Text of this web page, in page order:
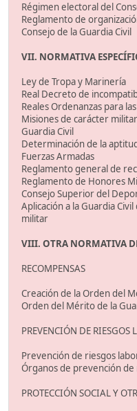
Régimen electoral del
Reglamento de
Consejo de la Guardia Civil
VII. NORMATIVA
Ley de Tropa y Marinería
Real Decreto de
Reales Ordenanzas para
Misiones de carácter
Guardia Civil
Determinación de la
Fuerzas Armadas
Reglamento general de
Reglamento de Honores
Consejo Superior del
Aplicación a la Guardia
militar
VIII. OTRA NORMATIVA
RECOMPENSAS
Creación de la Orden del
Orden del Mérito de la
PREVENCIÓN DE RIESGOS
Prevención de riesgos
Órganos de prevención de
PROTECCIÓN SOCIAL Y